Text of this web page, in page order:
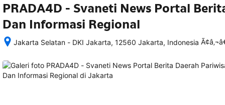
PRADA4D - Svaneti News Portal
Dan Informasi Regional
Jakarta Selatan - DKI Jakarta, 12560 Jakarta, Indonesia
memesan,
semua